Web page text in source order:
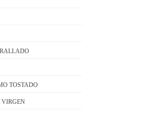
RALLADO
TOSTADO
VIRGEN